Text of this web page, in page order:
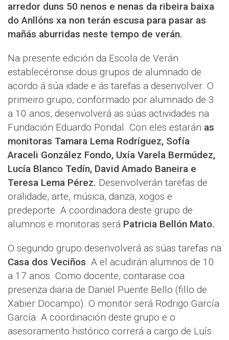
arredor duns 50 nenos e nenas da ribeira baixa
do Anllóns xa non terán escusa para pasar as
mañás aburridas neste tempo de verán.
Na presente edición da Escola de Verán
establecéronse dous grupos de alumnado de
acordo á súa idade e ás tarefas a desenvolver. O
primeiro grupo, conformado por alumnado de 3
a 10 anos, desenvolverá as súas actividades na
Fundación Eduardo Pondal. Con eles estarán as
monitoras Tamara Lema Rodríguez, Sofía
Araceli González Fondo, Uxía Varela Bermúdez,
Lucía Blanco Tedín, David Amado Baneira e
Teresa Lema Pérez. Desenvolverán tarefas de
oralidade, arte, música, danza, xogos e
predeporte. A coordinadora deste grupo de
alumnos e monitoras será Patricia Bellón Mato.
O segundo grupo desenvolverá as súas tarefas na
Casa dos Veciños. A el acudirán alumnos de 10
a 17 anos. Como docente, contarase coa
presenza diaria de Daniel Puente Bello (fillo de
Xabier Docampo). O monitor será Rodrigo García
García. A coordinación deste grupo e o
asesoramento histórico correrá a cargo de Luís